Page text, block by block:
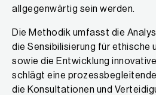
allgegenwärtig sein werden.
Die Methodik umfasst die
die Sensibilisierung für
sowie die Entwicklung
schlägt eine
die Konsultationen und